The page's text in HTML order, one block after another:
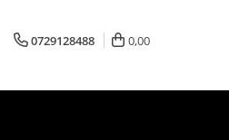
0729128488 0,00